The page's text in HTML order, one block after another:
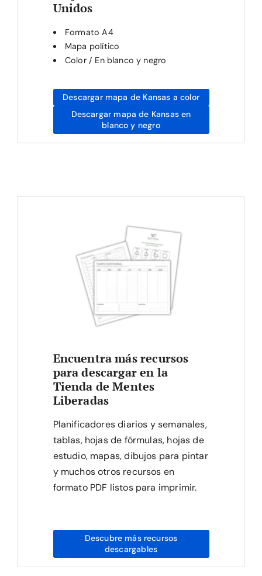
Unidos
Formato A4
Mapa político
Color / En blanco y negro
Descargar mapa de Kansas a color
Descargar mapa de Kansas en
blanco y negro
Encuentra más recursos
para descargar en la
Tienda de Mentes
Liberadas
Planificadores diarios y semanales,
tablas, hojas de fórmulas, hojas de
estudio, mapas, dibujos para pintar
y muchos otros recursos en
formato PDF listos para imprimir.
Descubre más recursos
descargables